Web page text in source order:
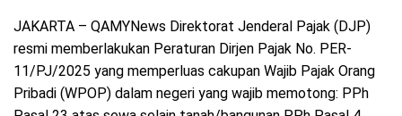
JAKARTA – QAMYNews Direktorat Jenderal Pajak (DJP)
resmi memberlakukan Peraturan Dirjen Pajak No. PER-
11/PJ/2025 yang memperluas cakupan Wajib Pajak Orang
Pribadi (WPOP) dalam negeri yang wajib memotong: PPh